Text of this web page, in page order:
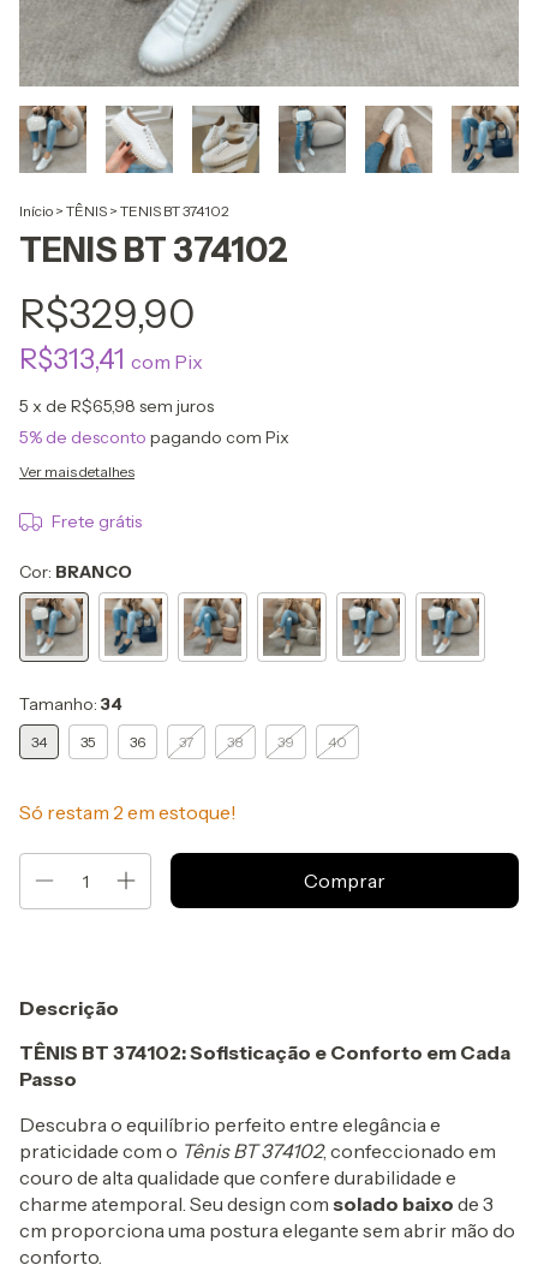
Início > TÊNIS > TENIS BT 374102
TENIS BT 374102
R$329,90
R$313,41 com Pix
5 x de R$65,98 sem juros
5% de desconto pagando com Pix
Ver mais detalhes
Frete grátis
Cor: BRANCO
Tamanho: 34
34 35 36 37 38 39 40
Só restam 2 em estoque!
Descrição
TÊNIS BT 374102: Sofisticação e Conforto em Cada
Passo
Descubra o equilíbrio perfeito entre elegância e
praticidade com o Tênis BT 374102, confeccionado em
couro de alta qualidade que confere durabilidade e
charme atemporal. Seu design com solado baixo de 3
cm proporciona uma postura elegante sem abrir mão do
conforto.